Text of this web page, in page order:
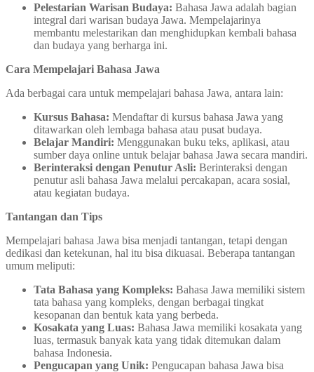
Pelestarian Warisan Budaya: Bahasa Jawa adalah bagian
integral dari warisan budaya Jawa. Mempelajarinya
membantu melestarikan dan menghidupkan kembali bahasa
dan budaya yang berharga ini.
Cara Mempelajari Bahasa Jawa
Ada berbagai cara untuk mempelajari bahasa Jawa, antara lain:
Kursus Bahasa: Mendaftar di kursus bahasa Jawa yang
ditawarkan oleh lembaga bahasa atau pusat budaya.
Belajar Mandiri: Menggunakan buku teks, aplikasi, atau
sumber daya online untuk belajar bahasa Jawa secara mandiri.
Berinteraksi dengan Penutur Asli: Berinteraksi dengan
penutur asli bahasa Jawa melalui percakapan, acara sosial,
atau kegiatan budaya.
Tantangan dan Tips
Mempelajari bahasa Jawa bisa menjadi tantangan, tetapi dengan
dedikasi dan ketekunan, hal itu bisa dikuasai. Beberapa tantangan
umum meliputi:
Tata Bahasa yang Kompleks: Bahasa Jawa memiliki sistem
tata bahasa yang kompleks, dengan berbagai tingkat
kesopanan dan bentuk kata yang berbeda.
Kosakata yang Luas: Bahasa Jawa memiliki kosakata yang
luas, termasuk banyak kata yang tidak ditemukan dalam
bahasa Indonesia.
Pengucapan yang Unik: Pengucapan bahasa Jawa bisa